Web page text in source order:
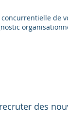
de
des